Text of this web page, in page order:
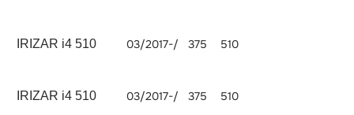
IRIZAR i4 510 03/2017-/ 375 510
IRIZAR i4 510 03/2017-/ 375 510